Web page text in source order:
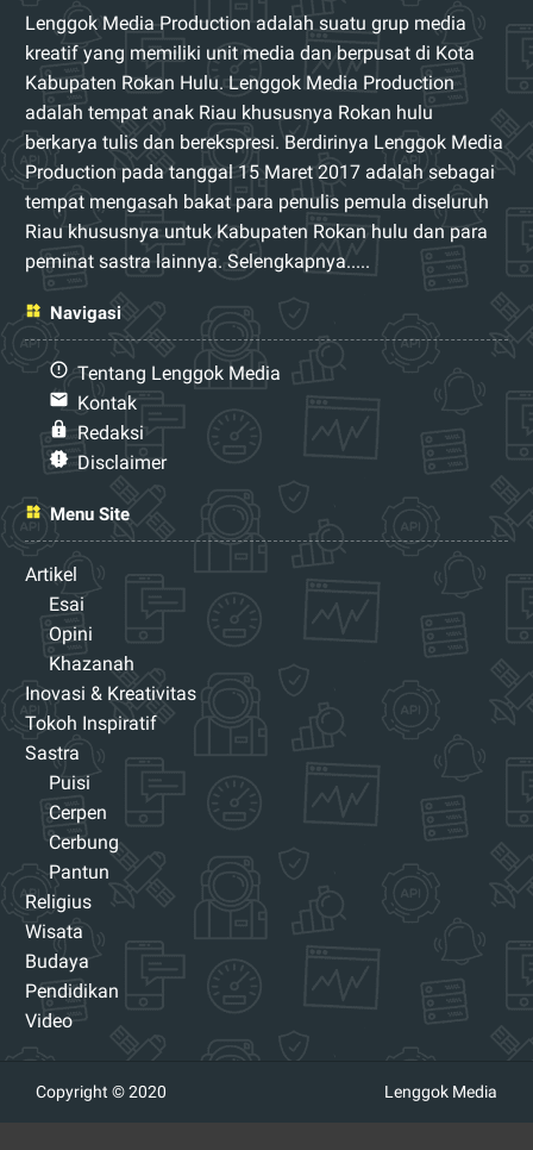
Lenggok Media Production adalah suatu grup media
kreatif yang memiliki unit media dan berpusat di Kota
Kabupaten Rokan Hulu. Lenggok Media Production
adalah tempat anak Riau khususnya Rokan hulu
berkarya tulis dan berekspresi. Berdirinya Lenggok Media
Production pada tanggal 15 Maret 2017 adalah sebagai
tempat mengasah bakat para penulis pemula diseluruh
Riau khususnya untuk Kabupaten Rokan hulu dan para
peminat sastra lainnya. Selengkapnya.....
Navigasi
Tentang Lenggok Media
Kontak
Redaksi
Disclaimer
Menu Site
Artikel
Esai
Opini
Khazanah
Inovasi & Kreativitas
Tokoh Inspiratif
Sastra
Puisi
Cerpen
Cerbung
Pantun
Religius
Wisata
Budaya
Pendidikan
Video
Copyright © 2020 Lenggok Media